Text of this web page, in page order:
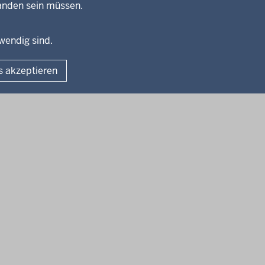
sein müssen.
sind.
akzeptieren